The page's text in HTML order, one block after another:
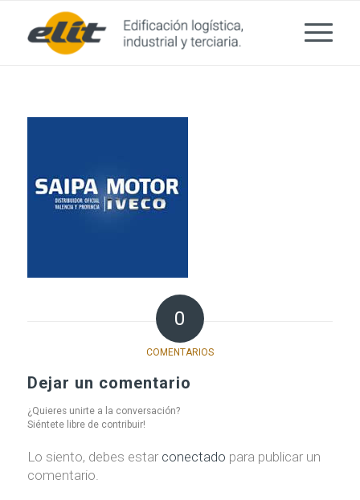
0
COMENTARIOS
Dejar un comentario
¿Quieres unirte a la conversación?
Siéntete libre de contribuir!
Lo siento, debes estar conectado para publicar un
comentario.